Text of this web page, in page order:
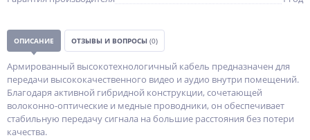
ОПИСАНИЕ ОТЗЫВЫ И ВОПРОСЫ (0)
Армированный высокотехнологичный кабель предназначен для
передачи высококачественного видео и аудио внутри помещений.
Благодаря активной гибридной конструкции, сочетающей
волоконно-оптические и медные проводники, он обеспечивает
стабильную передачу сигнала на большие расстояния без потери
качества.